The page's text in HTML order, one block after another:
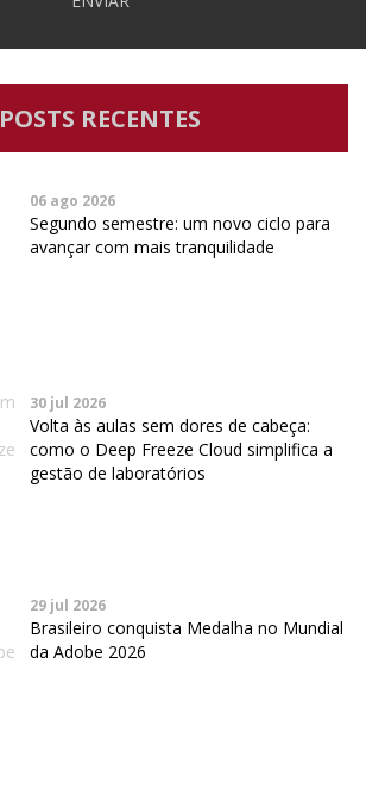
POSTS RECENTES
06 ago 2026
Segundo semestre: um novo ciclo para
avançar com mais tranquilidade
30 jul 2026
Volta às aulas sem dores de cabeça:
como o Deep Freeze Cloud simplifica a
gestão de laboratórios
29 jul 2026
Brasileiro conquista Medalha no Mundial
da Adobe 2026